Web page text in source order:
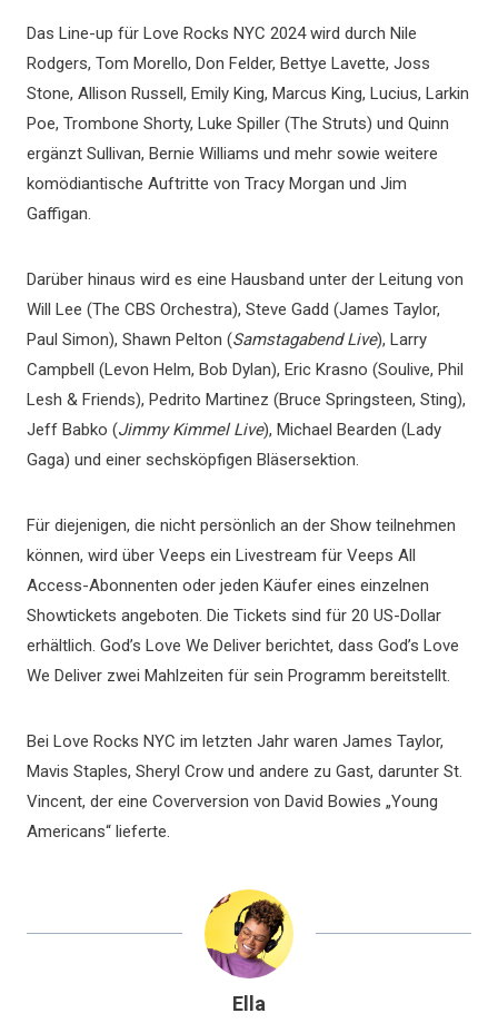
Das Line-up für Love Rocks NYC 2024 wird durch Nile
Rodgers, Tom Morello, Don Felder, Bettye Lavette, Joss
Stone, Allison Russell, Emily King, Marcus King, Lucius, Larkin
Poe, Trombone Shorty, Luke Spiller (The Struts) und Quinn
ergänzt Sullivan, Bernie Williams und mehr sowie weitere
komödiantische Auftritte von Tracy Morgan und Jim
Gaffigan.
Darüber hinaus wird es eine Hausband unter der Leitung von
Will Lee (The CBS Orchestra), Steve Gadd (James Taylor,
Paul Simon), Shawn Pelton (Samstagabend Live), Larry
Campbell (Levon Helm, Bob Dylan), Eric Krasno (Soulive, Phil
Lesh & Friends), Pedrito Martinez (Bruce Springsteen, Sting),
Jeff Babko (Jimmy Kimmel Live), Michael Bearden (Lady
Gaga) und einer sechsköpfigen Bläsersektion.
Für diejenigen, die nicht persönlich an der Show teilnehmen
können, wird über Veeps ein Livestream für Veeps All
Access-Abonnenten oder jeden Käufer eines einzelnen
Showtickets angeboten. Die Tickets sind für 20 US-Dollar
erhältlich. God’s Love We Deliver berichtet, dass God’s Love
We Deliver zwei Mahlzeiten für sein Programm bereitstellt.
Bei Love Rocks NYC im letzten Jahr waren James Taylor,
Mavis Staples, Sheryl Crow und andere zu Gast, darunter St.
Vincent, der eine Coverversion von David Bowies „Young
Americans“ lieferte.
Ella